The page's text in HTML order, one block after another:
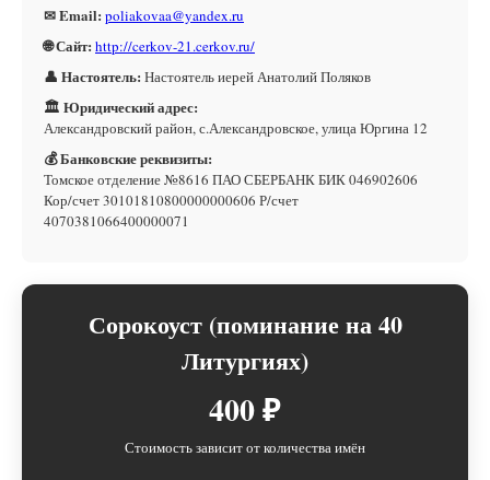
✉ Email: poliakovaa@yandex.ru
🌐 Сайт: http://cerkov-21.cerkov.ru/
👤 Настоятель: Настоятель иерей Анатолий Поляков
🏛 Юридический адрес:
Александровский район, с.Александровское, улица Юргина 12
💰 Банковские реквизиты:
Томское отделение №8616 ПАО СБЕРБАНК БИК 046902606
Кор/счет 30101810800000000606 Р/счет
4070381066400000071
Сорокоуст (поминание на 40
Литургиях)
400 ₽
Стоимость зависит от количества имён